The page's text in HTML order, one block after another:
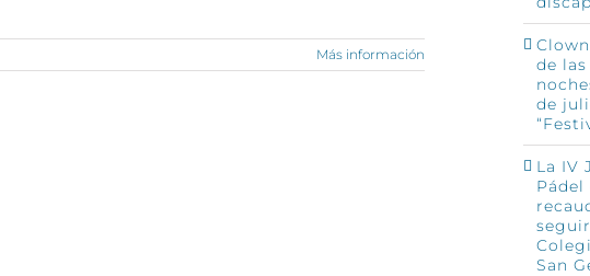
Más información
de
de
La IV
Pádel
San